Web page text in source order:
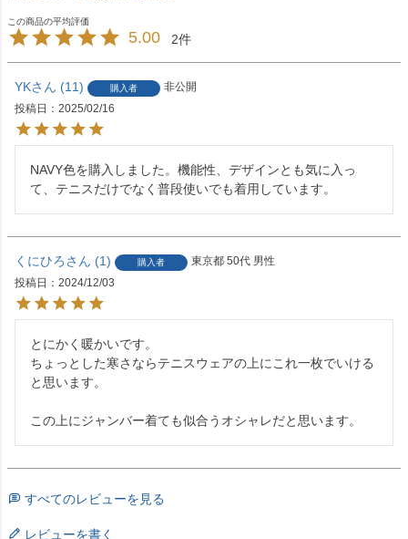
5.00 2
YK 11 購入者
非公開
投稿日
2025/02/16
NAVY色を購入しました。機能性、デザインとも気に入っ
くにひろ 1 購入者 東京都 50代 男性
投稿日
2024/12/03
とにかく暖かいです。
ちょっとした寒さならテニスウェアの上にこれ一枚でいける
と思います。
この上にジャンバー着ても似合うオシャレだと思います。
すべてのレビューを見る
レビューを書く